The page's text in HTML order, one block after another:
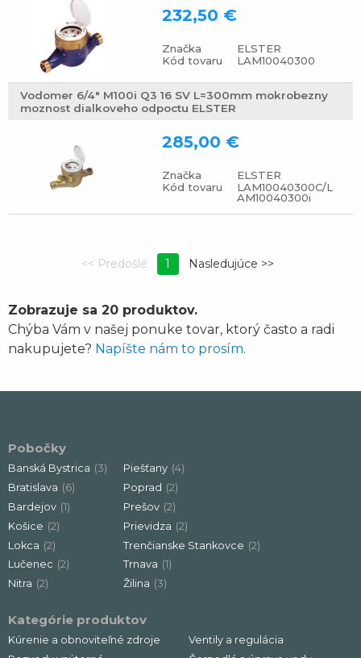
Značka
ELSTER
Kód tovaru
LAM10040300
232,50 €
Vodomer 6/4" M100i Q3 16 SV L=300mm mokrobezny
moznost dialkoveho odpoctu ELSTER
Značka
ELSTER
Kód tovaru
LAM10040300C/L
AM10040300i
285,00 €
1
Zobrazuje sa 20 produktov.
Chýba Vám v našej ponuke tovar, ktorý často a radi
nakupujete? Napíšte nám to prosím.
Pobočky
Banská Bystrica (3)
Bratislava (6)
Bardejov (1)
Košice (2)
Lokca (2)
Lučenec (2)
Nitra (2)
Piešťany (4)
Poprad (2)
Prešov (2)
Prievidza (2)
Trenčianske Stankovce (2)
Trnava (1)
Žilina (3)
Kategórie produktov
Kúrenie a obnoviteľné zdroje
Ventily a regulácia